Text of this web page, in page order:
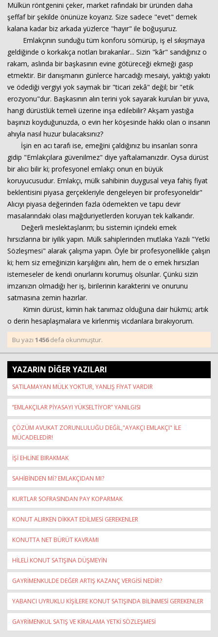
Mülkün röntgenini çeker, market rafındaki bir üründen daha
şeffaf bir şekilde önünüze koyarız. Size sadece "evet" demek
kalana kadar biz arkada yüzlerce "hayır" ile boğuşuruz.
Emlakçının sunduğu tüm konforu sömürüp, iş el sıkışmaya
geldiğinde o korkakça notları bırakanlar... Sizin "kâr" sandığınız o
rakam, aslında bir başkasının evine götüreceği ekmeği gasp
etmektir. Bir danışmanın günlerce harcadığı mesaiyi, yaktığı yakıtı
ve ödediği vergiyi yok saymak bir "ticari zekâ" değil; bir "etik
erozyonu"dur. Başkasının alın terini yok sayarak kurulan bir yuva,
hangi dürüstlük temeli üzerine inşa edilebilir? Akşam yastığa
başınızı koyduğunuzda, o evin her köşesinde hakkı olan o insanın
ahıyla nasıl huzur bulacaksınız?
İşin en acı tarafı ise, emeğini çaldığınız bu insanları sonra
gidip "Emlakçılara güvenilmez" diye yaftalamanızdır. Oysa dürüst
bir alıcı bilir ki; profesyonel emlakçı onun en büyük
koruyucusudur. Emlakçı, mülk sahibinin duygusal veya fahiş fiyat
beklentisini piyasa gerçekleriyle dengeleyen bir profesyoneldir"
Alıcıyı piyasa değerinden fazla ödemekten ve tapu devir
masalarındaki olası mağduriyetlerden koruyan tek kalkandır.
Değerli meslektaşlarım; bu sistemin içindeki emek
hırsızlarına bir iyilik yapın. Mülk sahiplerinden mutlaka Yazılı "Yetki
Sözleşmesi" alarak çalışma yapın. Öyle bir profesyonellikle çalışın
ki; hem siz emeğinizin karşılığını alın, hem de o emek hırsızları
istemeseler de kendi onurlarını korumuş olsunlar. Çünkü sizin
imzanızın olmadığı her iş, birilerinin karakterini ve onurunu
satmasına zemin hazırlar.
Kimin dürüst, kimin hak tanımaz olduğuna dair hükmü; artık
o derin hesaplaşmalara ve kirlenmiş vicdanlara bırakıyorum.
Bu yazı 1456defa okunmuştur.
YAZARIN DİĞER YAZILARI
SATILAMAYAN MÜLK YOKTUR, YANLIŞ FİYAT VARDIR
‘’EMLAKÇILAR PİYASAYI YÜKSELTİYOR’’ YANILGISI
ÇÖZÜM AVUKAT ZORUNLULUĞU DEĞİL,"AYAKÇI EMLAKÇI" İLE
MÜCADELEDİR!
İŞİ EHLİNE BIRAKMAK
SAHİBİNDEN Mİ? EMLAKÇIDAN MI?
KURTLAR SOFRASINDAN PAY KOPARMAK
KONUT ALIRKEN DİKKAT EDİLMESİ GEREKENLER
KONUTTA NET BÜRÜT KAVRAMI
HİLELİ KONUT SATIŞINA DÜŞMEYİN
GAYRİMENKULDE DEĞER ARTIŞ KAZANÇ VERGİSİ NEDİR?
YABANCI UYRUKLU KİŞİLERE KONUT SATIŞINDA BİLİNMESİ GEREKENLER
GAYRİMENKUL SATIŞ VE KİRALAMA YETKİ SÖZLEŞMESİ